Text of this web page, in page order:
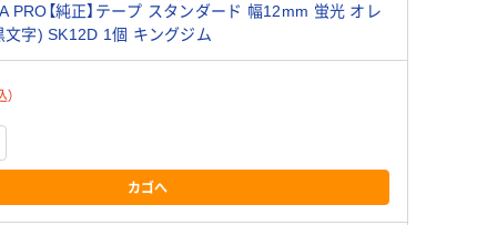
PRO【純正】テープ スタンダード 幅12mm 蛍光 オレ
文字) SK12D 1個 キングジム
）
カゴへ